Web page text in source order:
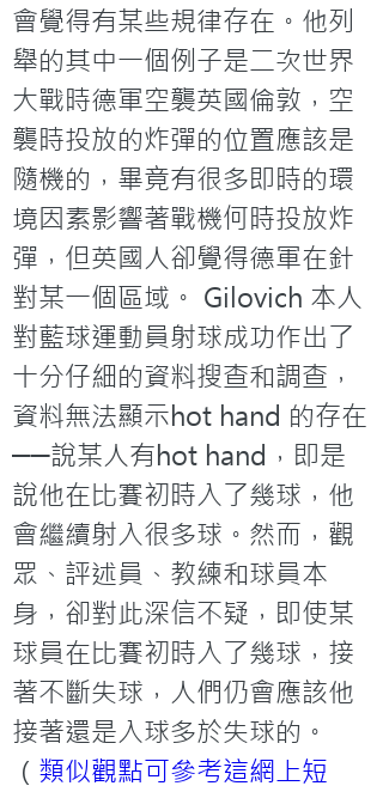
會覺得有某些規律存在。他列
舉的其中一個例子是二次世界
大戰時德軍空襲英國倫敦，空
襲時投放的炸彈的位置應該是
隨機的，畢竟有很多即時的環
境因素影響著戰機何時投放炸
彈，但英國人卻覺得德軍在針
對某一個區域。 Gilovich 本人
對藍球運動員射球成功作出了
十分仔細的資料搜查和調查，
資料無法顯示hot hand 的存在
──說某人有hot hand，即是
說他在比賽初時入了幾球，他
會繼續射入很多球。然而，觀
眾、評述員、教練和球員本
身，卻對此深信不疑，即使某
球員在比賽初時入了幾球，接
著不斷失球，人們仍會應該他
接著還是入球多於失球的。
（ 類似觀點可參考這網上短